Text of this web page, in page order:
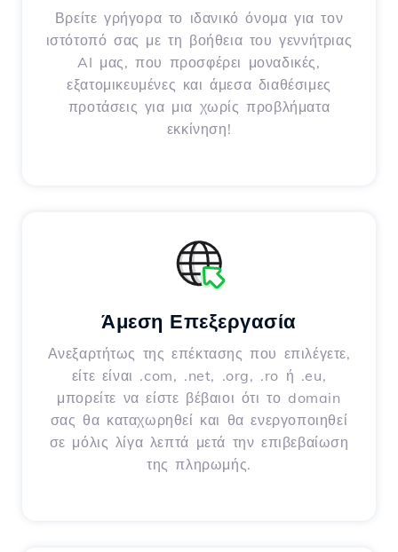
Βρείτε γρήγορα το ιδανικό όνομα για τον
ιστότοπό σας με τη βοήθεια του γεννήτριας
AI μας, που προσφέρει μοναδικές,
εξατομικευμένες και άμεσα διαθέσιμες
προτάσεις για μια χωρίς προβλήματα
εκκίνηση!
Άμεση Επεξεργασία
Ανεξαρτήτως της επέκτασης που επιλέγετε,
είτε είναι .com, .net, .org, .ro ή .eu,
μπορείτε να είστε βέβαιοι ότι το domain
σας θα καταχωρηθεί και θα ενεργοποιηθεί
σε μόλις λίγα λεπτά μετά την επιβεβαίωση
της πληρωμής.